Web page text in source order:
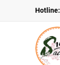
Hotline: